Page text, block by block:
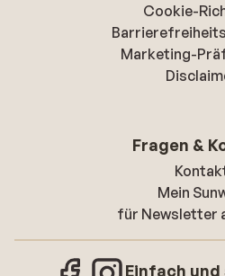
Cookie-
Marketing-
Fragen &
Mein
für Newsletter
Einfach